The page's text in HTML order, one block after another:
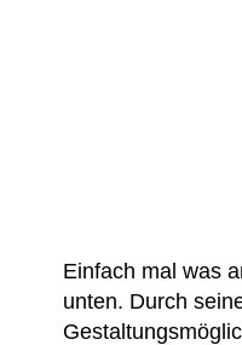
Einfach mal was
unten. Durch